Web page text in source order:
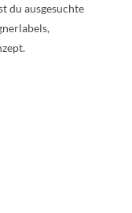
du ausgesuchte